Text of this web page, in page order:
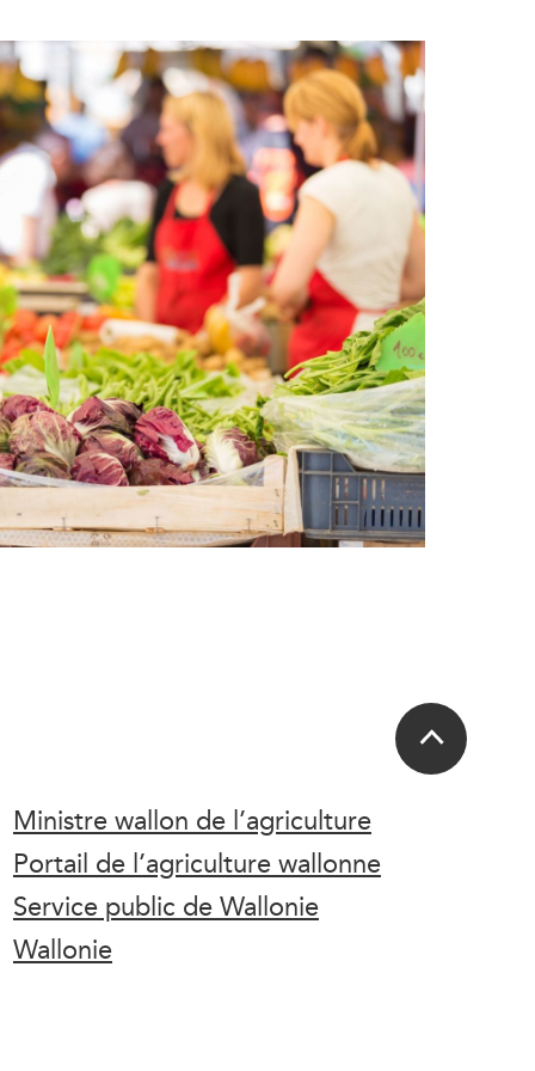
Ministre wallon de l’agriculture
Portail de l’agriculture wallonne
Service public de Wallonie
Wallonie